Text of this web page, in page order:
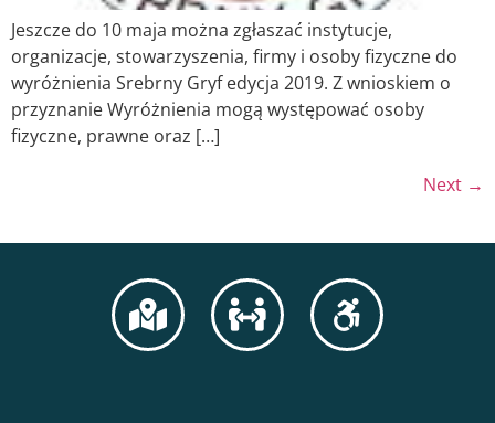
Jeszcze do 10 maja można zgłaszać instytucje,
organizacje, stowarzyszenia, firmy i osoby fizyczne do
wyróżnienia Srebrny Gryf edycja 2019. Z wnioskiem o
przyznanie Wyróżnienia mogą występować osoby
fizyczne, prawne oraz […]
Next →